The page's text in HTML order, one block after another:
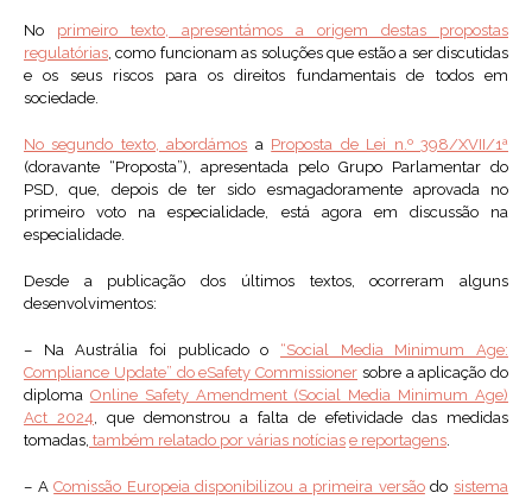
No primeiro texto, apresentámos a origem destas propostas
regulatórias, como funcionam as soluções que estão a ser discutidas
e os seus riscos para os direitos fundamentais de todos em
sociedade.
No segundo texto, abordámos a Proposta de Lei n.º 398/XVII/1ª
(doravante “Proposta”), apresentada pelo Grupo Parlamentar do
PSD, que, depois de ter sido esmagadoramente aprovada no
primeiro voto na especialidade, está agora em discussão na
especialidade.
Desde a publicação dos últimos textos, ocorreram alguns
desenvolvimentos:
– Na Austrália foi publicado o “Social Media Minimum Age:
Compliance Update” do eSafety Commissioner sobre a aplicação do
diploma Online Safety Amendment (Social Media Minimum Age)
Act 2024, que demonstrou a falta de efetividade das medidas
tomadas, também relatado por várias notícias e reportagens.
– AComissão Europeia disponibilizou a primeira versãodo sistema